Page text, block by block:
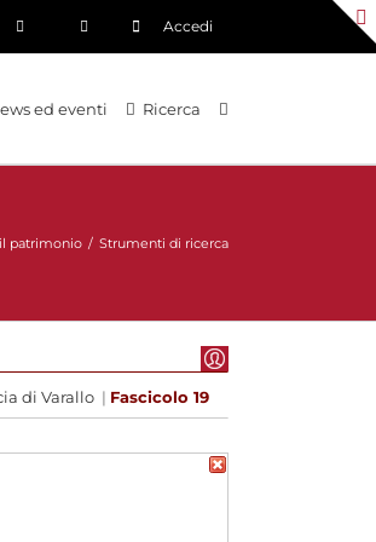
Accedi
ed eventi Ricerca
patrimonio / Strumenti di ricerca
di Varallo | Fascicolo 19